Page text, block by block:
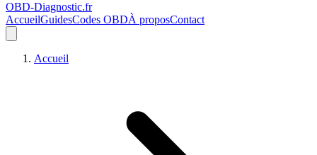
OBD-Diagnostic.fr
AccueilGuidesCodes OBDÀ proposContact
Accueil